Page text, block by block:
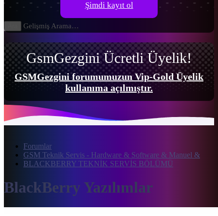
Sadece başlıkları ara
Gelişmiş Arama…
Şimdi kayıt ol
GsmGezgini Ücretli Üyelik!
GSMGezgini forumumuzun Vip-Gold Üyelik
kullanıma açılmıştır.
Forumlar
GSM Teknik Servis - Hardware & Software & Manuel &
BLACKBERRY TEKNİK SERVİS BÖLÜMÜ
BlackBerry Yazılımlar